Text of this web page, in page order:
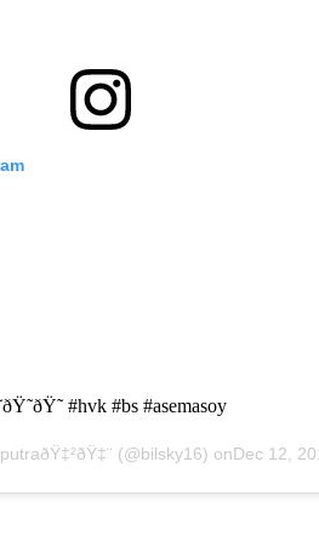
#hvk #bs #asemasoy
(@bilsky16) onDec 12, 2018